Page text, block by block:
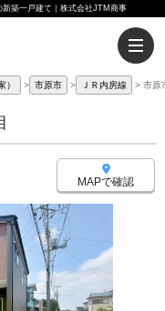
築一戸建て｜株式会社JTM商事
） 市原市 ＪＲ内房線 市原
MAPで確認